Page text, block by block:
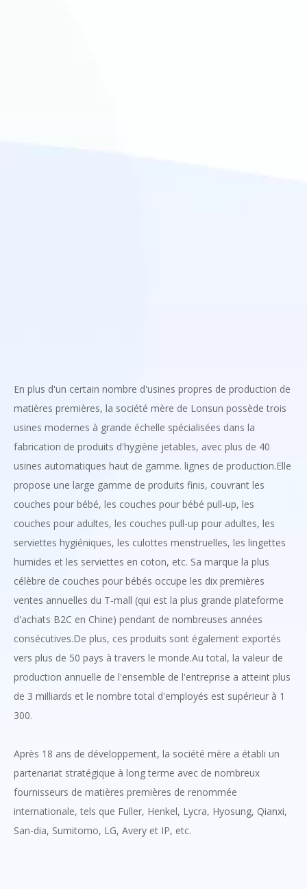
En plus d'un certain nombre d'usines propres de production de
matières premières, la société mère de Lonsun possède trois
usines modernes à grande échelle spécialisées dans la
fabrication de produits d'hygiène jetables, avec plus de 40
usines automatiques haut de gamme. lignes de production.Elle
propose une large gamme de produits finis, couvrant les
couches pour bébé, les couches pour bébé pull-up, les
couches pour adultes, les couches pull-up pour adultes, les
serviettes hygiéniques, les culottes menstruelles, les lingettes
humides et les serviettes en coton, etc. Sa marque la plus
célèbre de couches pour bébés occupe les dix premières
ventes annuelles du T-mall (qui est la plus grande plateforme
d'achats B2C en Chine) pendant de nombreuses années
consécutives.De plus, ces produits sont également exportés
vers plus de 50 pays à travers le monde.Au total, la valeur de
production annuelle de l'ensemble de l'entreprise a atteint plus
de 3 milliards et le nombre total d'employés est supérieur à 1
300.
Après 18 ans de développement, la société mère a établi un
partenariat stratégique à long terme avec de nombreux
fournisseurs de matières premières de renommée
internationale, tels que Fuller, Henkel, Lycra, Hyosung, Qianxi,
San-dia, Sumitomo, LG, Avery et IP, etc.